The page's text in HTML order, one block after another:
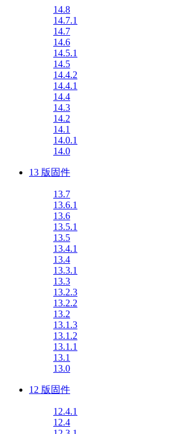
14.8
14.7.1
14.7
14.6
14.5.1
14.5
14.4.2
14.4.1
14.4
14.3
14.2
14.1
14.0.1
14.0
13 版固件
13.7
13.6.1
13.6
13.5.1
13.5
13.4.1
13.4
13.3.1
13.3
13.2.3
13.2.2
13.2
13.1.3
13.1.2
13.1.1
13.1
13.0
12 版固件
12.4.1
12.4